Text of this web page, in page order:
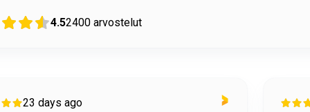
4.52400 arvostelut
24 days ago